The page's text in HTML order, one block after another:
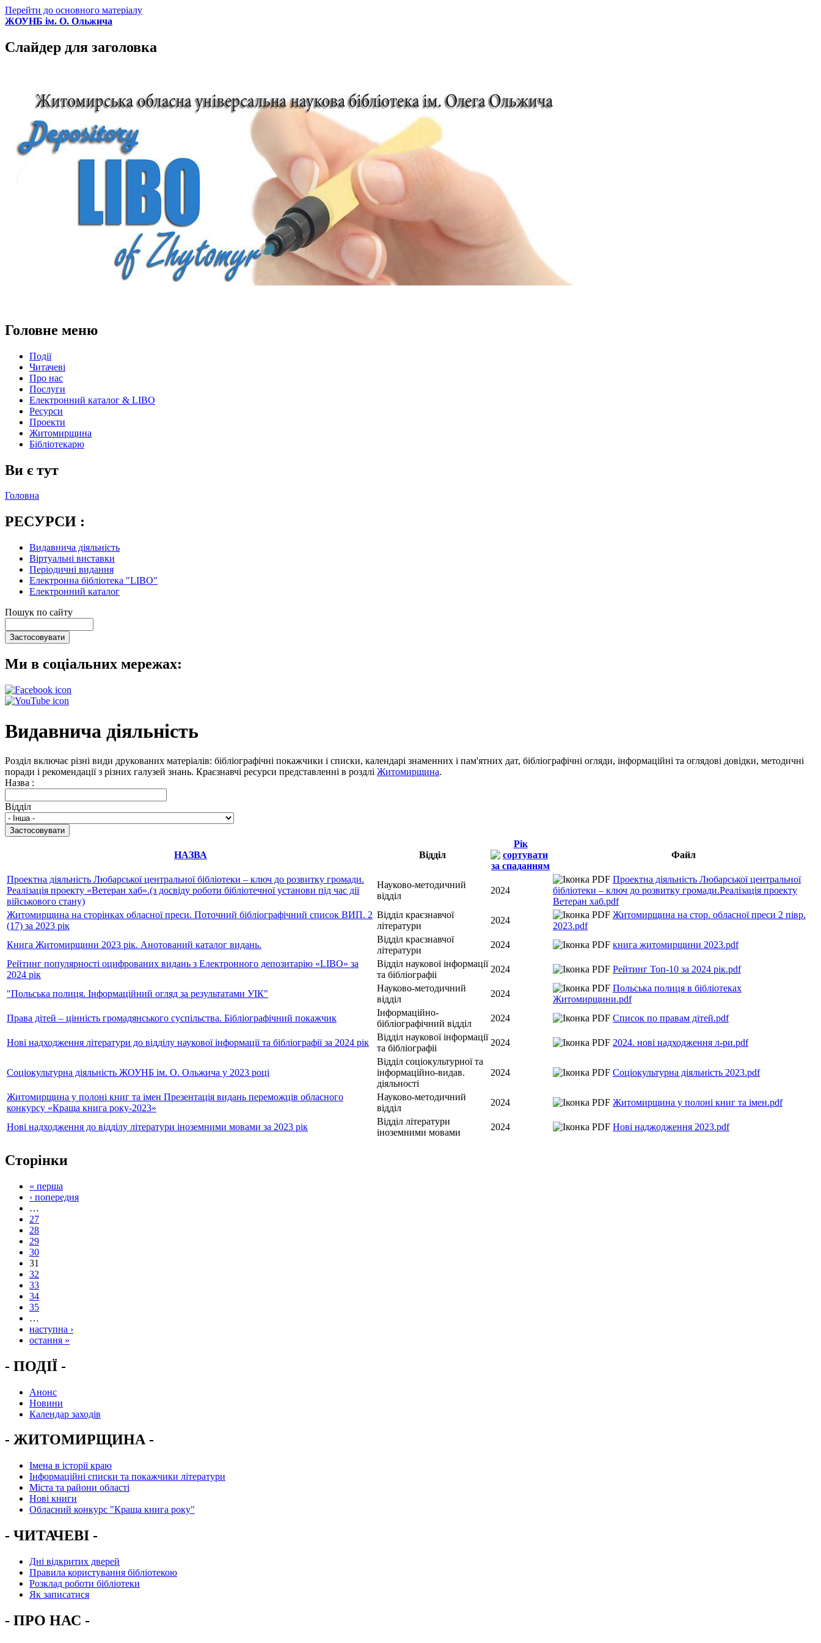
Перейти до основного матеріалу
ЖОУНБ ім. О. Ольжича
Слайдер для заголовка
Головне меню
Події
Читачеві
Про нас
Послуги
Електронний каталог & LIBO
Ресурси
Проекти
Житомирщина
Бібліотекарю
Ви є тут
Головна
РЕСУРСИ :
Видавнича діяльність
Віртуальні виставки
Періодичні видання
Електронна бібліотека "LIBO"
Електронний каталог
Пошук по сайту
Ми в соціальних мережах:
Видавнича діяльність
Розділ включає різні види друкованих матеріалів: бібліографічні покажчики і списки, календарі знаменних і пам'ятних дат, бібліографічні огляди, інформаційні та оглядові довідки, методичні
поради і рекомендації з різних галузей знань. Краєзнавчі ресурси представленні в роздлі Житомирщина.
Назва :
Відділ
НАЗВА Відділ
Рік
Файл
Проектна діяльність Любарської центральної бібліотеки – ключ до розвитку громади.
Реалізація проекту «Ветеран хаб».(з досвіду роботи бібліотечної установи під час дії
військового стану)
Науково-методичний
відділ
2024
Проектна діяльність Любарської центральної
бібліотеки – ключ до розвитку громади.Реалізація проекту
Ветеран хаб.pdf
Житомирщина на сторінках обласної преси. Поточний бібліографічний список ВИП. 2
(17) за 2023 рік
Відділ краєзнавчої
літератури
2024
Житомирщина на стор. обласної преси 2 півр.
2023.pdf
Книга Житомирщини 2023 рік. Анотований каталог видань.
Відділ краєзнавчої
літератури
2024
книга житомирщини 2023.pdf
Рейтинг популярності оцифрованих видань з Електронного депозитарію «LIBO» за
2024 рік
Відділ наукової інформації
та бібліографіі
2024 Рейтинг Топ-10 за 2024 рік.pdf
"Польська полиця. Інформаційний огляд за результатами УІК"
Науково-методичний
відділ
2024
Польська полиця в бібліотеках
Житомирщини.pdf
Права дітей – цінність громадянського суспільства. Бібліографічний покажчик
Інформаційно-
бібліографічний відділ
2024 Cписок по правам дітей.pdf
Нові надходження літератури до відділу наукової інформації та бібліографії за 2024 рік
Відділ наукової інформації
та бібліографіі
2024 2024. нові надходження л-ри.pdf
Соціокультурна діяльність ЖОУНБ ім. О. Ольжича у 2023 році
Відділ соціокультурної та
інформаційно-видав.
діяльності
2024 Соціокультурна діяльність 2023.pdf
Житомирщина у полоні книг та імен Презентація видань переможців обласного
конкурсу «Краща книга року-2023»
Науково-методичний
відділ
2024 Житомирщина у полоні книг та імен.pdf
Нові надходження до відділу літератури іноземними мовами за 2023 рік
Відділ літератури
іноземними мовами
2024 Нові наджодження 2023.pdf
Сторінки
« перша
‹ попередня
…
27
28
29
30
31
32
33
34
35
…
наступна ›
остання »
- ПОДІЇ -
Анонс
Новини
Календар заходів
- ЖИТОМИРЩИНА -
Імена в історії краю
Інформаційні списки та покажчики літератури
Міста та райони області
Нові книги
Обласний конкурс "Краща книга року"
- ЧИТАЧЕВІ -
Дні відкритих дверей
Правила користування бібліотекою
Розклад роботи бібліотеки
Як записатися
- ПРО НАС -